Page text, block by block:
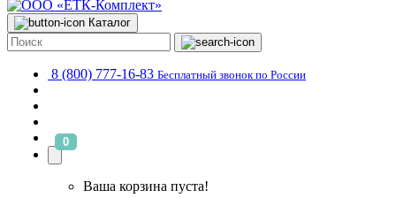
Каталог
8 (800) 777-16-83 Бесплатный звонок по России
0
Ваша корзина пуста!